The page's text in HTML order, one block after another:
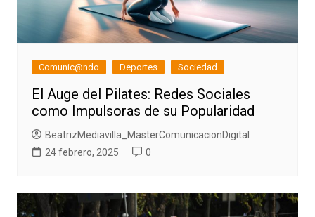
Comunic@ndo Deportes Sociedad
El Auge del Pilates: Redes Sociales
como Impulsoras de su Popularidad
BeatrizMediavilla_MasterComunicacionDigital
24 febrero, 2025
0